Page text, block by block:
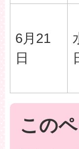
6月21
日
この